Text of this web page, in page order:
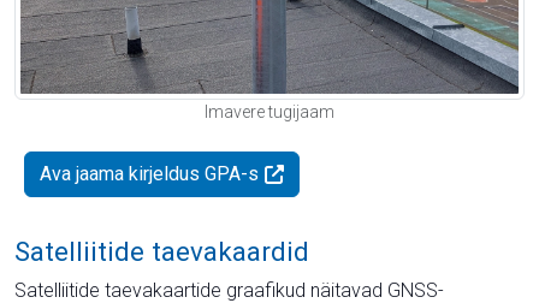
Imavere tugijaam
Ava jaama kirjeldus GPA-s
Satelliitide taevakaardid
Satelliitide taevakaartide graafikud näitavad GNSS-